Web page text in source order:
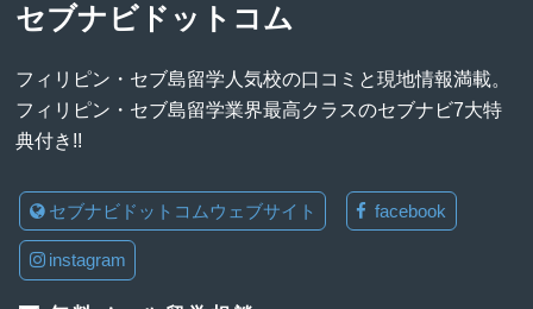
セブナビドットコム
フィリピン・セブ島留学人気校の口コミと現地情報満載。
フィリピン・セブ島留学業界最高クラスのセブナビ7大特
典付き!!
セブナビドットコムウェブサイト facebook
instagram